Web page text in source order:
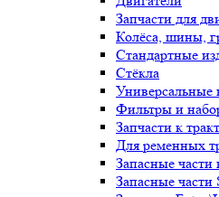
Запчасти для
Колёса, шины,
Стандартные
Стёкла
Фильтры и
Запчасти к
Для ременных
Запасные части
Запасные части